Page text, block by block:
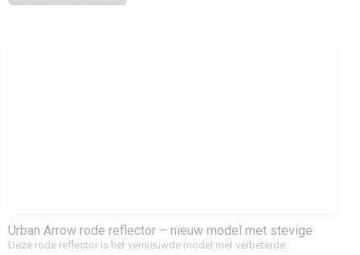
Urban Arrow rode reflector – nieuw model met stevige
bevestiging (Classic)
Deze rode reflector is het vernieuwde model met verbeterde…